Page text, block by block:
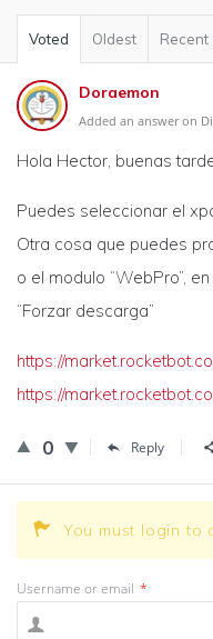
Voted Oldest Recent
Doraemon
Added an answer on
Hola Hector, buenas
Puedes seleccionar el
Otra cosa que puedes
o el modulo “WebPro”,
“Forzar descarga”
https://
https://
0 Reply
You must login to
Username or email *